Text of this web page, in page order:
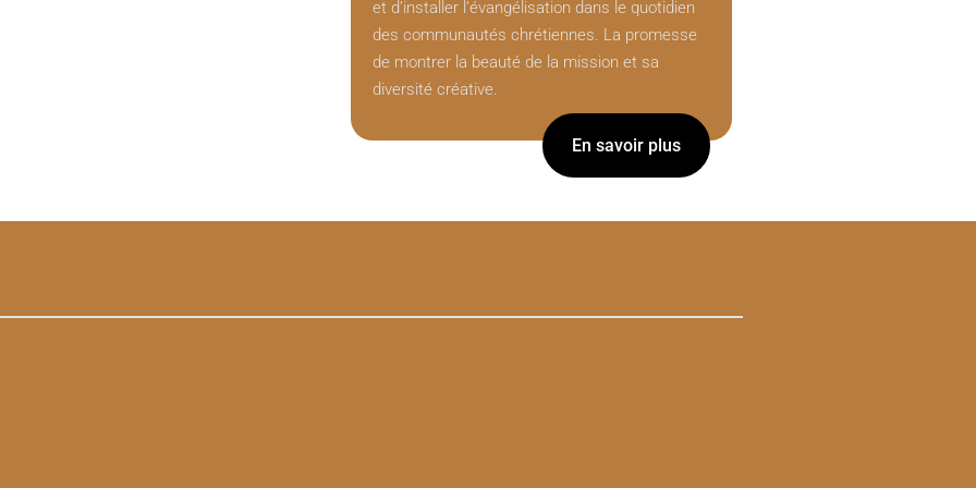
et d’installer l’évangélisation dans le quotidien
des communautés chrétiennes. La promesse
de montrer la beauté de la mission et sa
diversité créative.
En savoir plus